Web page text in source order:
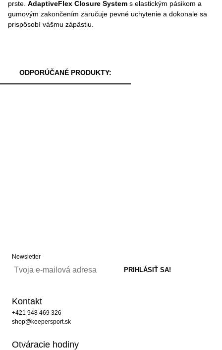
prste. AdaptiveFlex Closure System s elastickým pásikom a
gumovým zakončením zaručuje pevné uchytenie a dokonale sa
prispôsobí vášmu zápästiu.
ODPORÚČANÉ PRODUKTY:
Newsletter
Kontakt
+421 948 469 326
shop@keepersport.sk
Otváracie hodiny